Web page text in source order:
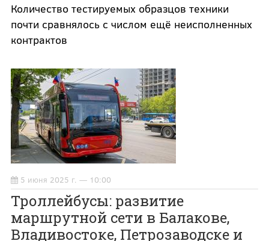
Количество тестируемых образцов техники
почти сравнялось с числом ещё неисполненных
контрактов
5 июня 2025 г. — 10:00
Троллейбусы: развитие
маршрутной сети в Балакове,
Владивостоке, Петрозаводске и